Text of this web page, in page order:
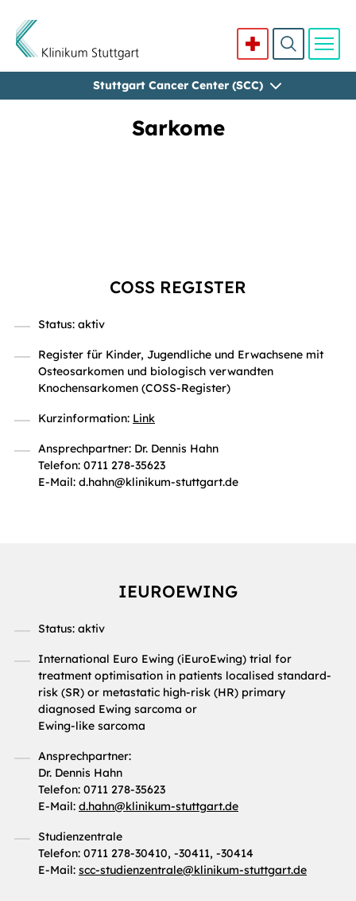
Stuttgart Cancer Center (SCC)
Sarkome
COSS REGISTER
Status: aktiv
Register für Kinder, Jugendliche und Erwachsene mit
Osteosarkomen und biologisch verwandten
Knochensarkomen (COSS-Register)
Kurzinformation: Link
Ansprechpartner: Dr. Dennis Hahn
Telefon: 0711 278-35623
E-Mail: d.hahn@klinikum-stuttgart.de
IEUROEWING
Status: aktiv
International Euro Ewing (iEuroEwing) trial for
treatment optimisation in patients localised standard-
risk (SR) or metastatic high-risk (HR) primary
diagnosed Ewing sarcoma or
Ewing-like sarcoma
Ansprechpartner:
Dr. Dennis Hahn
Telefon: 0711 278-35623
E-Mail: d.hahn@klinikum-stuttgart.de
Studienzentrale
Telefon: 0711 278-30410, -30411, -30414
E-Mail: scc-studienzentrale@klinikum-stuttgart.de